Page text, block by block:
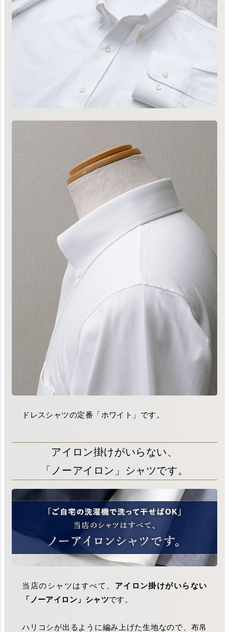
ドレスシャツの定番「ホワイト」です。
アイロン掛けがいらない、
「ノーアイロン」シャツです。
当店のシャツはすべて、 アイロン掛けがいらない
「ノーアイロン」シャツです。
ハリコシが出るように編み上げた生地なので、布帛